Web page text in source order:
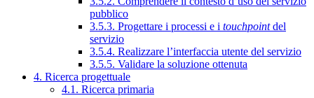
pubblico
3.5.3. Progettare i processi e i touchpointdel
servizio
3.5.4. Realizzare l’interfaccia utente del servizio
3.5.5. Validare la soluzione ottenuta
4. Ricerca progettuale
4.1. Ricerca primaria